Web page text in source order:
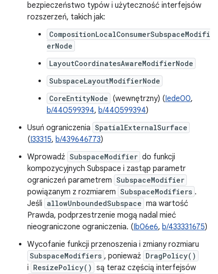
bezpieczeństwo typów i użyteczność interfejsów
rozszerzeń, takich jak:
CompositionLocalConsumerSubspaceModifi
erNode
LayoutCoordinatesAwareModifierNode
SubspaceLayoutModifierNode
CoreEntityNode (wewnętrzny) (Iede00,
b/440599394, b/440599394)
Usuń ograniczenia SpatialExternalSurface
(I33315, b/439646773)
Wprowadź SubspaceModifier do funkcji
kompozycyjnych Subspace i zastąp parametr
ograniczeń parametrem SubspaceModifier
powiązanym z rozmiarem SubspaceModifiers .
Jeśli allowUnboundedSubspace ma wartość
Prawda, podprzestrzenie mogą nadal mieć
nieograniczone ograniczenia. (Ib06e6, b/433331675)
Wycofanie funkcji przenoszenia i zmiany rozmiaru
SubspaceModifiers , ponieważ DragPolicy()
i ResizePolicy() są teraz częścią interfejsów